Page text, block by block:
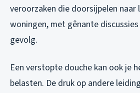
veroorzaken die doorsijpelen naar
woningen, met gênante
gevolg.
Een verstopte douche kan ook je
belasten. De druk op andere